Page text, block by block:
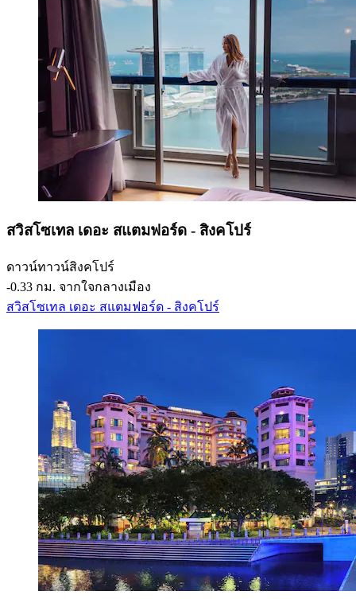
สวิสโซเทล เดอะ สแตมฟอร์ด - สิงคโปร์
ดาวน์ทาวน์สิงคโปร์
‐0.33 กม. จากใจกลางเมือง
สวิสโซเทล เดอะ สแตมฟอร์ด - สิงคโปร์